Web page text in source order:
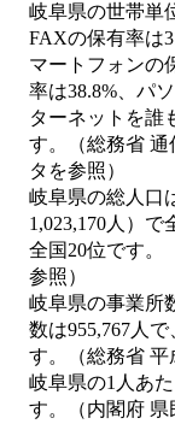
岐阜県の世帯単
FAXの保有率は
マートフォンの
率は38.8%、パ
ターネットを誰
す。（総務省 通
タを参照）
岐阜県の総人口
1,023,170人）で
全国20位です。
参照）
岐阜県の事業所
数は955,767人
す。（総務省 平
岐阜県の1人あ
す。（内閣府 県